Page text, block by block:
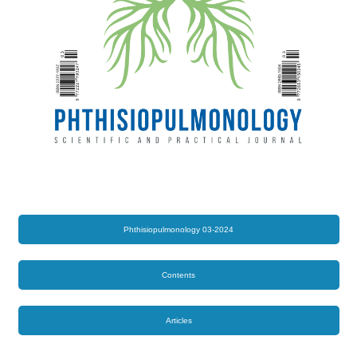
Phthisiopulmonology 03-2024
Contents
Articles